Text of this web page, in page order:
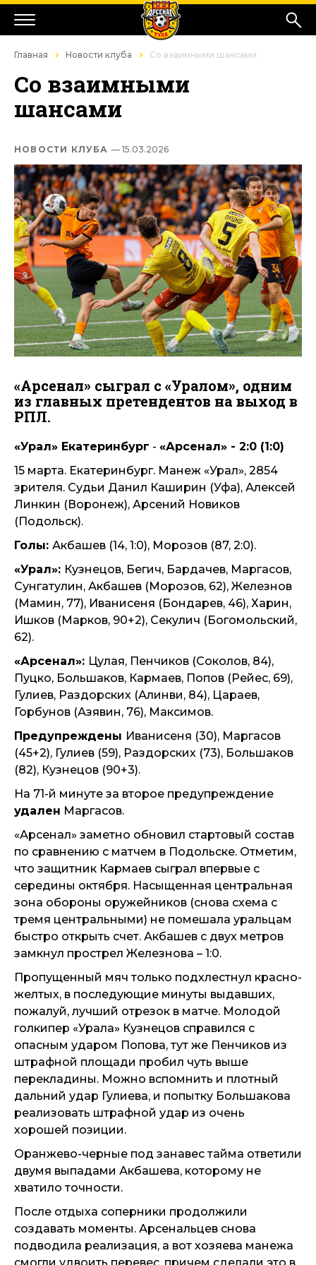
Главная Новости клуба Со взаимными шансами
Со взаимными
шансами
НОВОСТИ КЛУБА — 15.03.2026
«Арсенал» сыграл с «Уралом», одним
из главных претендентов на выход в
РПЛ.
«Урал» Екатеринбург - «Арсенал» - 2:0 (1:0)
15 марта. Екатеринбург. Манеж «Урал», 2854
зрителя. Судьи Данил Каширин (Уфа), Алексей
Линкин (Воронеж), Арсений Новиков
(Подольск).
Голы: Акбашев (14, 1:0), Морозов (87, 2:0).
«Урал»: Кузнецов, Бегич, Бардачев, Маргасов,
Сунгатулин, Акбашев (Морозов, 62), Железнов
(Мамин, 77), Иванисеня (Бондарев, 46), Харин,
Ишков (Марков, 90+2), Секулич (Богомольский,
62).
«Арсенал»: Цулая, Пенчиков (Соколов, 84),
Пуцко, Большаков, Кармаев, Попов (Рейес, 69),
Гулиев, Раздорских (Алинви, 84), Цараев,
Горбунов (Азявин, 76), Максимов.
Предупреждены Иванисеня (30), Маргасов
(45+2), Гулиев (59), Раздорских (73), Большаков
(82), Кузнецов (90+3).
На 71-й минуте за второе предупреждение
удален Маргасов.
«Арсенал» заметно обновил стартовый состав
по сравнению с матчем в Подольске. Отметим,
что защитник Кармаев сыграл впервые с
середины октября. Насыщенная центральная
зона обороны оружейников (снова схема с
тремя центральными) не помешала уральцам
быстро открыть счет. Акбашев с двух метров
замкнул прострел Железнова – 1:0.
Пропущенный мяч только подхлестнул красно-
желтых, в последующие минуты выдавших,
пожалуй, лучший отрезок в матче. Молодой
голкипер «Урала» Кузнецов справился с
опасным ударом Попова, тут же Пенчиков из
штрафной площади пробил чуть выше
перекладины. Можно вспомнить и плотный
дальний удар Гулиева, и попытку Большакова
реализовать штрафной удар из очень
хорошей позиции.
Оранжево-черные под занавес тайма ответили
двумя выпадами Акбашева, которому не
хватило точности.
После отдыха соперники продолжили
создавать моменты. Арсенальцев снова
подводила реализация, а вот хозяева манежа